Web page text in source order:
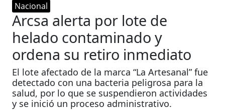
Nacional
Arcsa alerta por lote de
helado contaminado y
ordena su retiro inmediato
El lote afectado de la marca “La Artesanal” fue
detectado con una bacteria peligrosa para la
salud, por lo que se suspendieron actividades
y se inició un proceso administrativo.